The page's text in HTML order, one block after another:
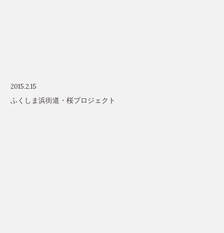
2015.2.15
ふくしま浜街道・桜プロジェクト